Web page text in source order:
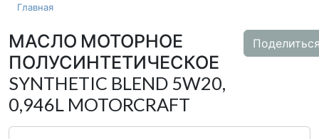
Главная
МАСЛО МОТОРНОЕ
ПОЛУСИНТЕТИЧЕСКОЕ
SYNTHETIC BLEND 5W20,
0,946L MOTORCRAFT